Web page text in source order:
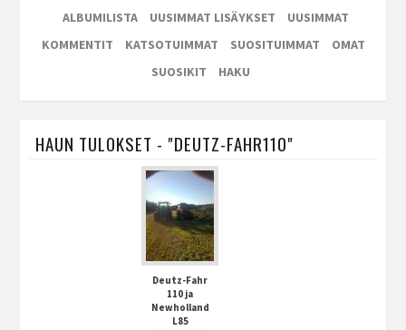
ALBUMILISTA
UUSIMMAT LISÄYKSET
UUSIMMAT
KOMMENTIT
KATSOTUIMMAT SUOSITUIMMAT
OMAT
SUOSIKIT
HAKU
HAUN TULOKSET - "DEUTZ-FAHR110"
Deutz-Fahr
110 ja
Newholland
L85